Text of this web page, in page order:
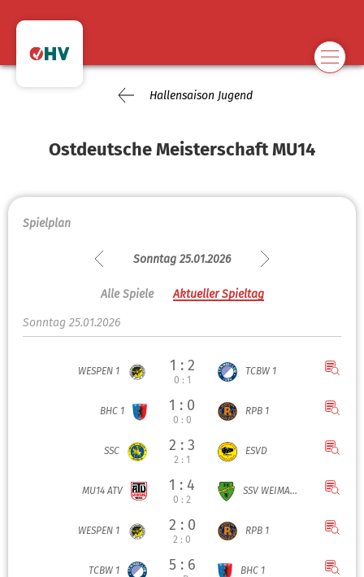
Hallensaison Jugend
Ostdeutsche Meisterschaft MU14
Spielplan
Sonntag 25.01.2026
Alle Spiele Aktueller Spieltag
Sonntag 25.01.2026
WESPEN 1 1 : 2
0 : 1
TCBW 1
BHC 1 1 : 0
0 : 0
RPB 1
SSC 2 : 3
2 : 1
ESVD
MU14 ATV 1 : 4
0 : 2
SSV WEIMA...
WESPEN 1 2 : 0
2 : 0
RPB 1
TCBW 1 5 : 6 BHC 1